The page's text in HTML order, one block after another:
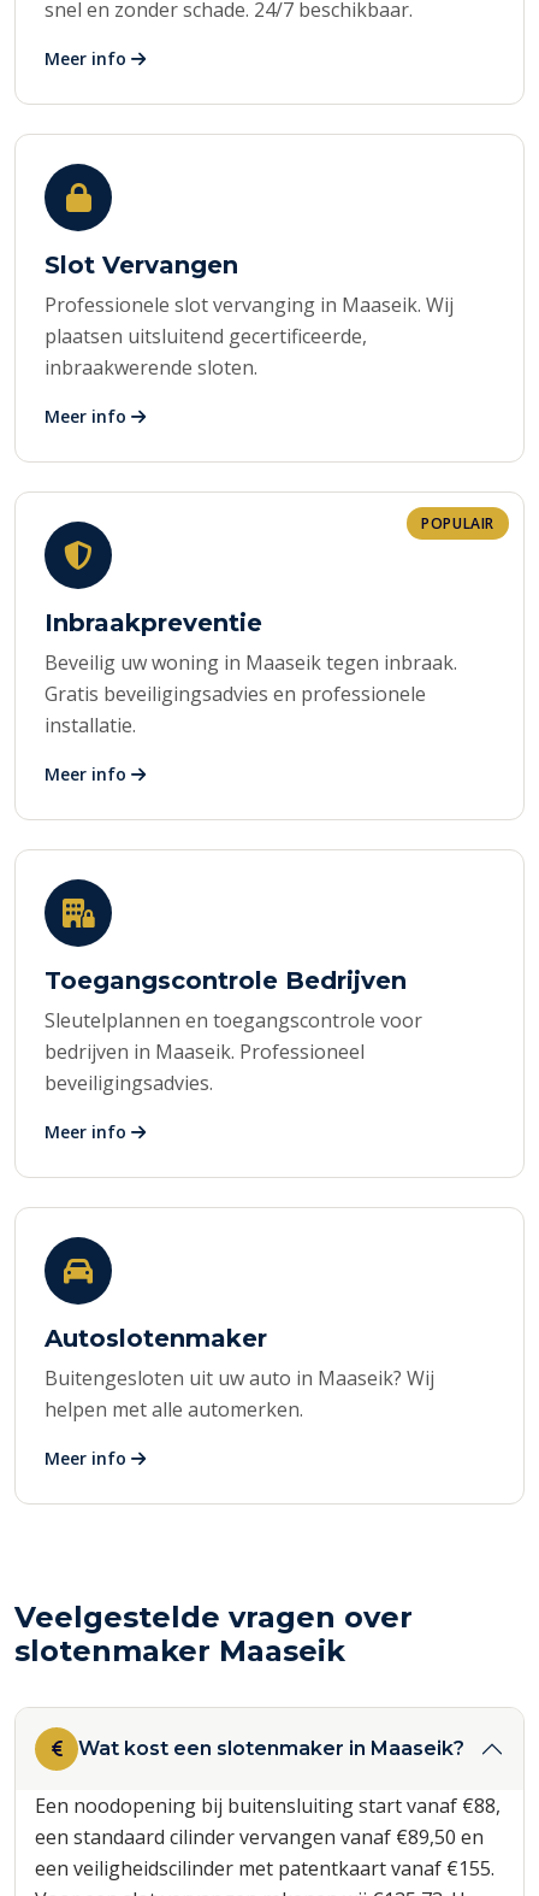
snel en zonder schade. 24/7 beschikbaar.
Meer info
Slot Vervangen
Professionele slot vervanging in Maaseik. Wij
plaatsen uitsluitend gecertificeerde,
inbraakwerende sloten.
Meer info
POPULAIR
Inbraakpreventie
Beveilig uw woning in Maaseik tegen inbraak.
Gratis beveiligingsadvies en professionele
installatie.
Meer info
Toegangscontrole Bedrijven
Sleutelplannen en toegangscontrole voor
bedrijven in Maaseik. Professioneel
beveiligingsadvies.
Meer info
Autoslotenmaker
Buitengesloten uit uw auto in Maaseik? Wij
helpen met alle automerken.
Meer info
Veelgestelde vragen over
slotenmaker Maaseik
Wat kost een slotenmaker in Maaseik?
Een noodopening bij buitensluiting start vanaf €88,
een standaard cilinder vervangen vanaf €89,50 en
een veiligheidscilinder met patentkaart vanaf €155.